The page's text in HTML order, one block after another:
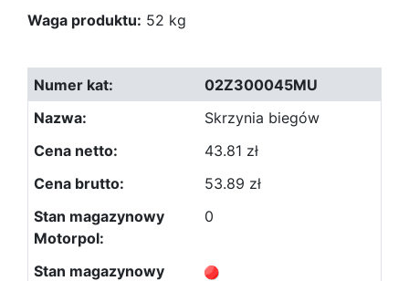
Waga produktu: 52 kg
02Z300045MU
Skrzynia biegów
43.81 zł
53.89 zł
0